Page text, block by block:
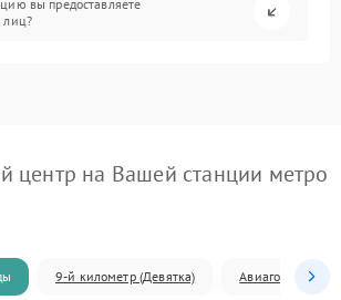
вы предоставляете
лиц?
центр на Вашей станции метро
9-й километр (Девятка) Авиагородок